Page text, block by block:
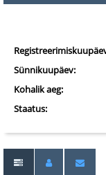
Sünnikuupäev:
Kohalik aeg:
Staatus: